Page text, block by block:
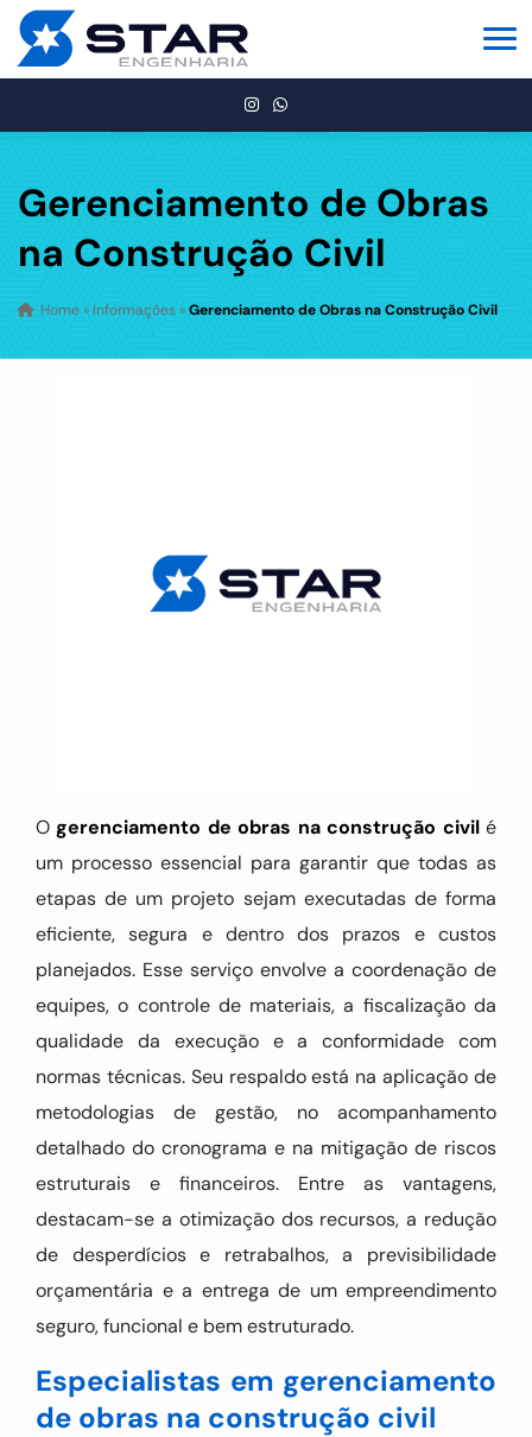
Gerenciamento de Obras
na Construção Civil
Home » Informações »Gerenciamento de Obras na Construção Civil
Ogerenciamento de obras na construção civilé
um processo essencial para garantir que todas as
etapas de um projeto sejam executadas de forma
eficiente, segura e dentro dos prazos e custos
planejados. Esse serviço envolve a coordenação de
equipes, o controle de materiais, a fiscalização da
qualidade da execução e a conformidade com
normas técnicas. Seu respaldo está na aplicação de
metodologias de gestão, no acompanhamento
detalhado do cronograma e na mitigação de riscos
estruturais e financeiros. Entre as vantagens,
destacam-se a otimização dos recursos, a redução
de desperdícios e retrabalhos, a previsibilidade
orçamentária e a entrega de um empreendimento
seguro, funcional e bem estruturado.
Especialistas em gerenciamento
de obras na construção civil